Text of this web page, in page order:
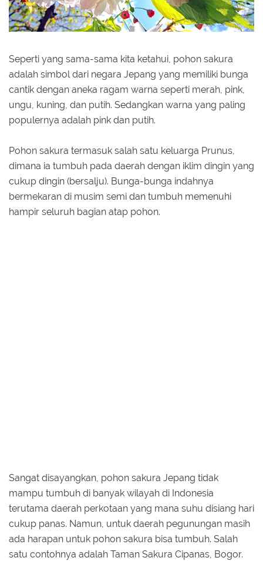
Seperti yang sama-sama kita ketahui, pohon sakura
adalah simbol dari negara Jepang yang memiliki bunga
cantik dengan aneka ragam warna seperti merah, pink,
ungu, kuning, dan putih. Sedangkan warna yang paling
populernya adalah pink dan putih.
Pohon sakura termasuk salah satu keluarga Prunus,
dimana ia tumbuh pada daerah dengan iklim dingin yang
cukup dingin (bersalju). Bunga-bunga indahnya
bermekaran di musim semi dan tumbuh memenuhi
hampir seluruh bagian atap pohon.
Sangat disayangkan, pohon sakura Jepang tidak
mampu tumbuh di banyak wilayah di Indonesia
terutama daerah perkotaan yang mana suhu disiang hari
cukup panas. Namun, untuk daerah pegunungan masih
ada harapan untuk pohon sakura bisa tumbuh. Salah
satu contohnya adalah Taman Sakura Cipanas, Bogor.